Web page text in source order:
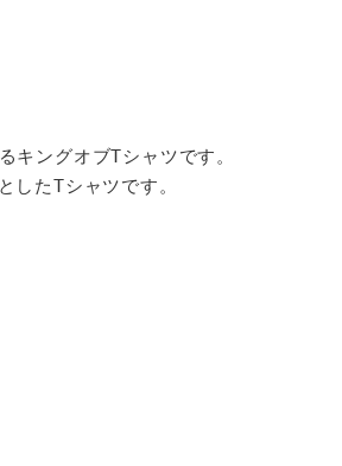
ングオブTシャツです。
たTシャツです。